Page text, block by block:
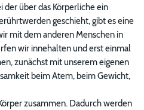
der über das Körperliche ein
geschieht, gibt es eine
mit dem anderen Menschen in
wir innehalten und erst einmal
zunächst mit unserem eigenen
beim Atem, beim Gewicht,
zusammen. Dadurch werden